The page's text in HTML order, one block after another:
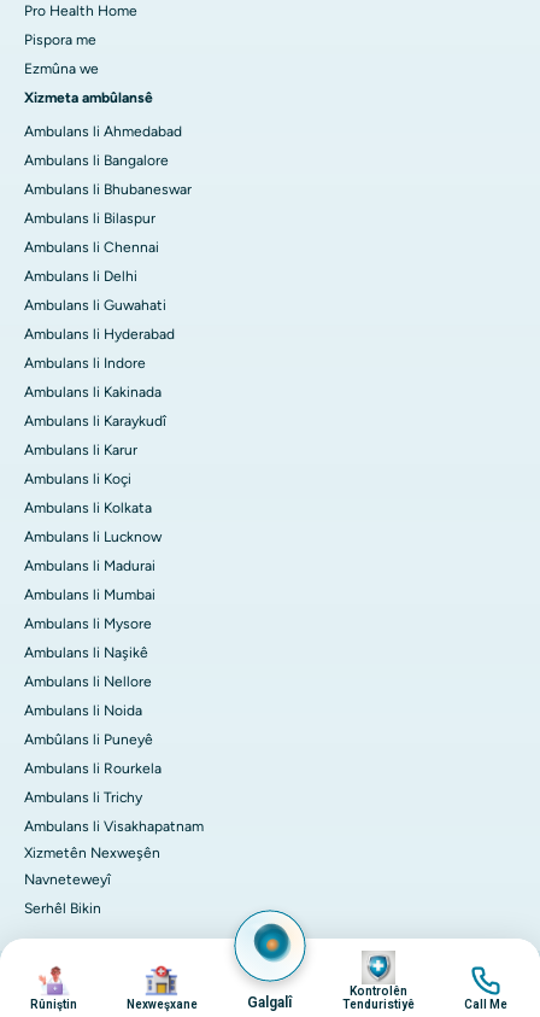
Pro Health Home
Pispora me
Ezmûna we
Xizmeta ambûlansê
Ambulans li Ahmedabad
Ambulans li Bangalore
Ambulans li Bhubaneswar
Ambulans li Bilaspur
Ambulans li Chennai
Ambulans li Delhi
Ambulans li Guwahati
Ambulans li Hyderabad
Ambulans li Indore
Ambulans li Kakinada
Ambulans li Karaykudî
Ambulans li Karur
Ambulans li Koçi
Ambulans li Kolkata
Ambulans li Lucknow
Ambulans li Madurai
Ambulans li Mumbai
Ambulans li Mysore
Ambulans li Naşikê
Ambulans li Nellore
Ambulans li Noida
Ambûlans li Puneyê
Ambulans li Rourkela
Ambulans li Trichy
Ambulans li Visakhapatnam
Xizmetên Nexweşên
Navneteweyî
Serhêl Bikin
© 2026 Nexweşxaneyên Apollo. Hemû maf parastî ne.
Politikaya veşartîTerms of Service
Wêne
Rûniştin
Wêne
Nexweşxane Galgalî
Wêne
Kontrolên
Tenduristiyê
Wêne
Call Me